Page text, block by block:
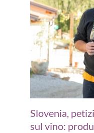
Slovenia,
sul vino: